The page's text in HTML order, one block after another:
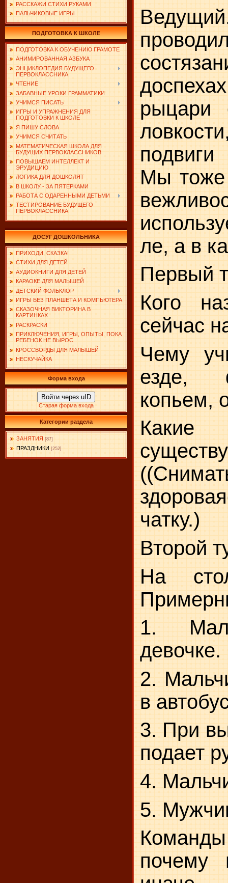
РАССКАЖИ СТИХИ РУКАМИ
ПАЛЬЧИКОВЫЕ ИГРЫ
ПОДГОТОВКА К ШКОЛЕ
ПОДГОТОВКА К ОБУЧЕНИЮ ГРАМОТЕ
АНИМИРОВАННАЯ АЗБУКА
ЭНЦИКЛОПЕДИЯ БУДУЩЕГО
ПЕРВОКЛАССНИКА
ЧТЕНИЕ
ЗАБАВНЫЕ УРОКИ ГРАММАТИКИ
УЧИМСЯ ПИСАТЬ
ИГРЫ И УПРАЖНЕНИЯ ДЛЯ
ПОДГОТОВКИ К ШКОЛЕ
Я ПИШУ СЛОВА
УЧИМСЯ СЧИТАТЬ
МАТЕМАТИЧЕСКАЯ ШКОЛА ДЛЯ
БУДУЩИХ ПЕРВОКЛАССНИКОВ
ПОВЫШАЕМ ИНТЕЛЛЕКТ И
ЭРУДИЦИЮ
ЛОГИКА ДЛЯ ДОШКОЛЯТ
В ШКОЛУ - ЗА ПЯТЕРКАМИ
РАБОТА С ОДАРЕННЫМИ ДЕТЬМИ
ТЕСТИРОВАНИЕ БУДУЩЕГО
ПЕРВОКЛАССНИКА
ДОСУГ ДОШКОЛЬНИКА
ПРИХОДИ, СКАЗКА!
СТИХИ ДЛЯ ДЕТЕЙ
АУДИОКНИГИ ДЛЯ ДЕТЕЙ
КАРАОКЕ ДЛЯ МАЛЫШЕЙ
ДЕТСКИЙ ФОЛЬКЛОР
ИГРЫ БЕЗ ПЛАНШЕТА И КОМПЬЮТЕРА
СКАЗОЧНАЯ ВИКТОРИНА В
КАРТИНКАХ
РАСКРАСКИ
ПРИКЛЮЧЕНИЯ, ИГРЫ, ОПЫТЫ. ПОКА
РЕБЕНОК НЕ ВЫРОС
КРОССВОРДЫ ДЛЯ МАЛЫШЕЙ
НЕСКУЧАЙКА
Форма входа
Войти через uID
Старая форма входа
Категории раздела
ЗАНЯТИЯ [87]
ПРАЗДНИКИ [252]
рыцари
Мы тоже
ле, а в
Первый
Кого
сейчас
Чему
езде,
копьем,
Какие
чатку.)
Второй
На
1.
девочке.
2.
в
3. При
подает
4.
5.
почему